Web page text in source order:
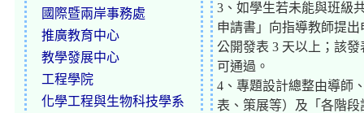
國際暨兩岸事務處
推廣教育中心
教學發展中心
工程學院
化學工程與生物科技學系
3、如學生若未能與班級
申請書」向指導教師提
公開發表 3 天以上；該
可通過。
4、專題設計總整由導師
表、策展等）及「各階